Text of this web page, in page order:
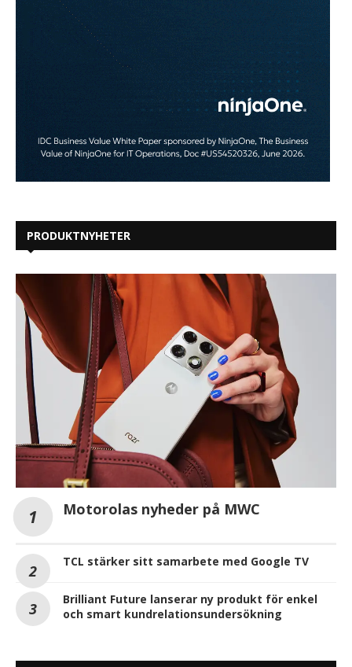
PRODUKTNYHETER
Motorolas nyheder på MWC
TCL stärker sitt samarbete med Google TV
Brilliant Future lanserar ny produkt för enkel
och smart kundrelationsundersökning